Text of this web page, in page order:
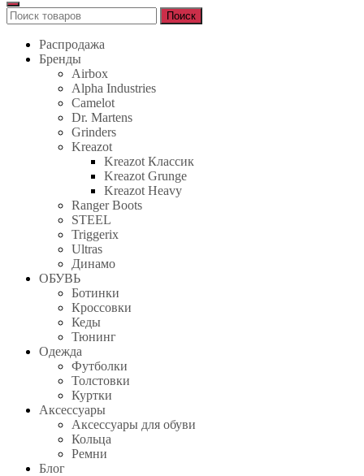
Поиск
для:
Поиск
Распродажа
Бренды
Airbox
Alpha Industries
Camelot
Dr. Martens
Grinders
Kreazot
Kreazot Классик
Kreazot Grunge
Kreazot Heavy
Ranger Boots
STEEL
Triggerix
Ultras
Динамо
ОБУВЬ
Ботинки
Кроссовки
Кеды
Тюнинг
Одежда
Футболки
Толстовки
Куртки
Аксессуары
Аксессуары для обуви
Кольца
Ремни
Блог